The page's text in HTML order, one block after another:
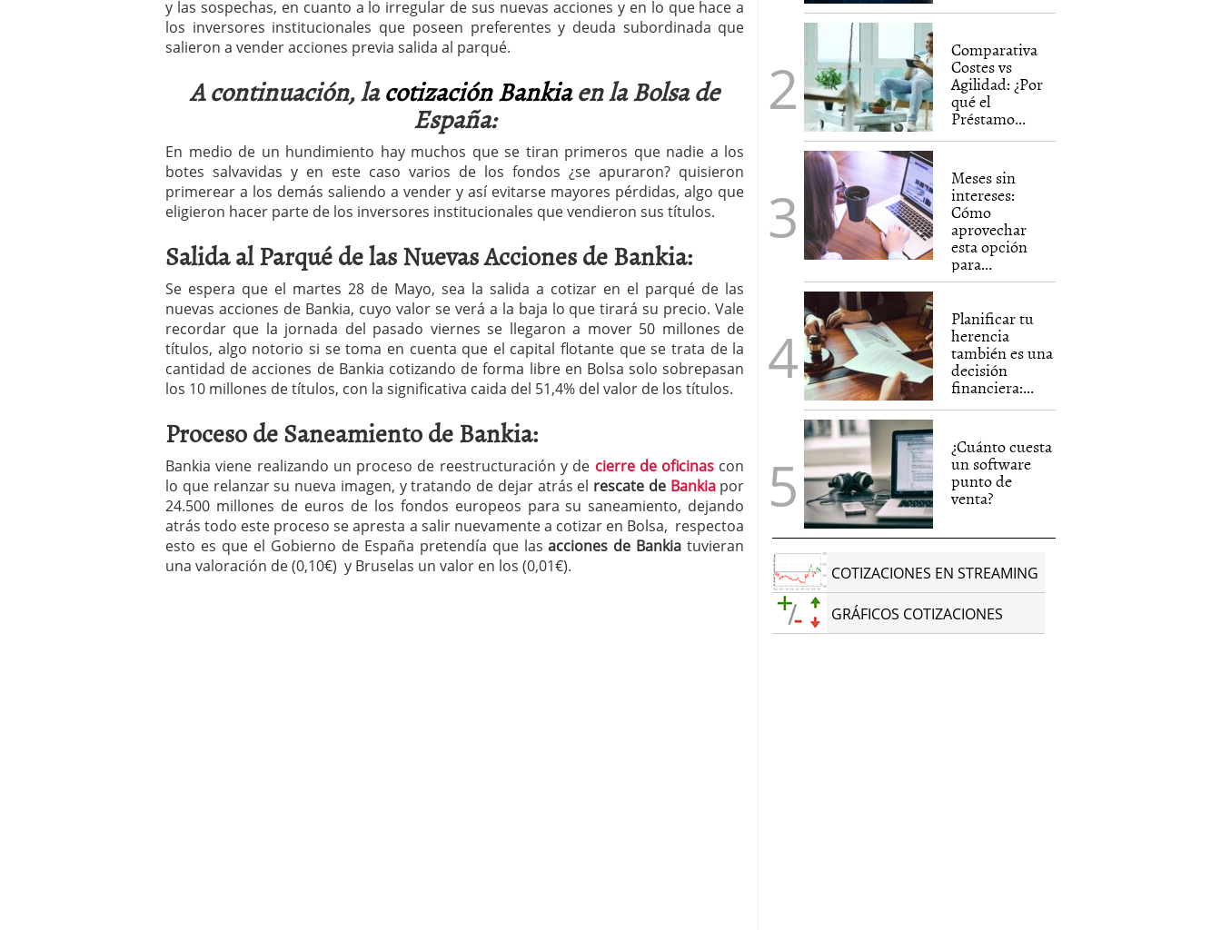
a los costes 21 de noviembre de 2025
¿Cuánto cuesta un software punto de venta? 3 de octubre de 2025
y las sospechas, en cuanto a lo irregular de sus nuevas acciones y en lo que hace a
los inversores institucionales que poseen preferentes y deuda subordinada que
salieron a vender acciones previa salida al parqué.
A continuación, lacotización Bankiaen la Bolsa de
España:
En medio de un hundimiento hay muchos que se tiran primeros que nadie a los
botes salvavidas y en este caso varios de los fondos ¿se apuraron? quisieron
primerear a los demás saliendo a vender y así evitarse mayores pérdidas, algo que
eligieron hacer parte de los inversores institucionales que vendieron sus títulos.
Salida al Parqué de las Nuevas Acciones de Bankia:
Se espera que el martes 28 de Mayo, sea la salida a cotizar en el parqué de las
nuevas acciones de Bankia, cuyo valor se verá a la baja lo que tirará su precio. Vale
recordar que la jornada del pasado viernes se llegaron a mover 50 millones de
títulos, algo notorio si se toma en cuenta que el capital flotante que se trata de la
cantidad de acciones de Bankia cotizando de forma libre en Bolsa solo sobrepasan
los 10 millones de títulos, con la significativa caida del 51,4% del valor de los títulos.
Proceso de Saneamiento de Bankia:
Bankia viene realizando un proceso de reestructuración y de cierre de oficinas con
lo que relanzar su nueva imagen, y tratando de dejar atrás el rescate de Bankiapor
24.500 millones de euros de los fondos europeos para su saneamiento, dejando
atrás todo este proceso se apresta a salir nuevamente a cotizar en Bolsa, respectoa
esto es que el Gobierno de España pretendía que las acciones de Bankia tuvieran
una valoración de (0,10€) y Bruselas un valor en los (0,01€).
Comparativa
Costes vs
Agilidad: ¿Por
qué el
Préstamo...
Meses sin
intereses:
Cómo
aprovechar
esta opción
para...
Planificar tu
herencia
también es una
decisión
financiera:...
¿Cuánto cuesta
un software
punto de
venta?
COTIZACIONES EN STREAMING
GRÁFICOS COTIZACIONES